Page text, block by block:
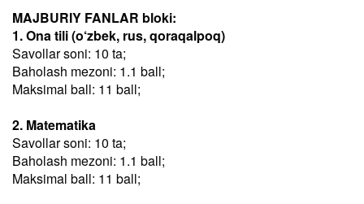
MAJBURIY FANLAR bloki:
1. Ona tili (o‘zbek, rus, qoraqalpoq)
Savollar soni: 10 ta;
Baholash mezoni: 1.1 ball;
Maksimal ball: 11 ball;
2. Matematika
Savollar soni: 10 ta;
Baholash mezoni: 1.1 ball;
Maksimal ball: 11 ball;